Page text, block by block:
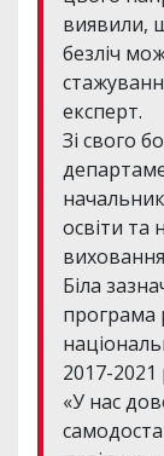
виявили,
безліч
експерт.
Зі свого
освіти та
Біла
програма
2017-2021
«У нас